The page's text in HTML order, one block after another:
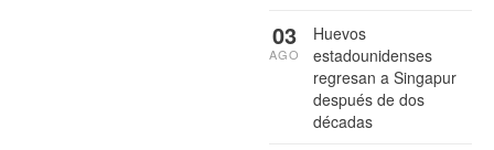
Huevos
estadounidenses
regresan a Singapur
después de dos
décadas
03
AGO